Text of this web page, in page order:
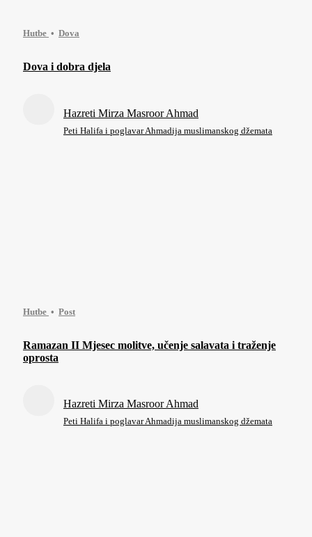
Hutbe Dova
Dova i dobra djela
Hazreti Mirza Masroor Ahmad
Peti Halifa i poglavar Ahmadija muslimanskog džemata
Hutbe Post
Ramazan II Mjesec molitve, učenje salavata i traženje
oprosta
Hazreti Mirza Masroor Ahmad
Peti Halifa i poglavar Ahmadija muslimanskog džemata